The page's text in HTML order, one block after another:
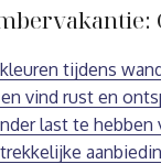
tijdens
vind rust en
last te hebben